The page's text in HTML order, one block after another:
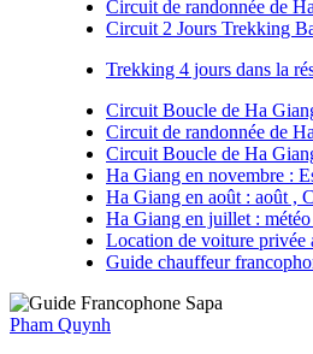
Circuit de randonnée de
Circuit 2 Jours Trekking
Trekking 4 jours dans la
Circuit Boucle de Ha
Circuit de randonnée de
Circuit Boucle de Ha
Ha Giang en novembre :
Ha Giang en août : août ,
Ha Giang en juillet :
Location de voiture privée
Guide chauffeur
Pham Quynh